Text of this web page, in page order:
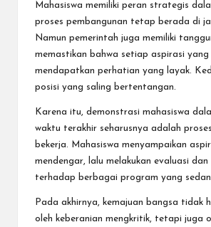
Mahasiswa memiliki peran strategis
proses pembangunan tetap berada di
Namun pemerintah juga memiliki
memastikan bahwa setiap aspirasi yang
mendapatkan perhatian yang layak.
posisi yang saling bertentangan.
Karena itu, demonstrasi mahasiswa
waktu terakhir seharusnya adalah
bekerja. Mahasiswa menyampaikan
mendengar, lalu melakukan evaluasi dan
terhadap berbagai program yang
Pada akhirnya, kemajuan bangsa tidak
oleh keberanian mengkritik, tetapi juga